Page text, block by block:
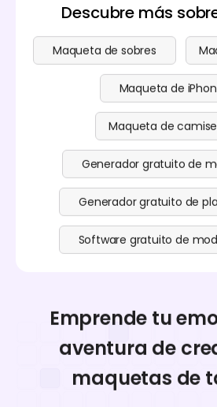
Descubre más
Maqueta de sobres
Maqueta de
Maqueta de
Generador gratuito de
Generador gratuito de
Software gratuito de
Emprende tu
aventura de
maquetas de